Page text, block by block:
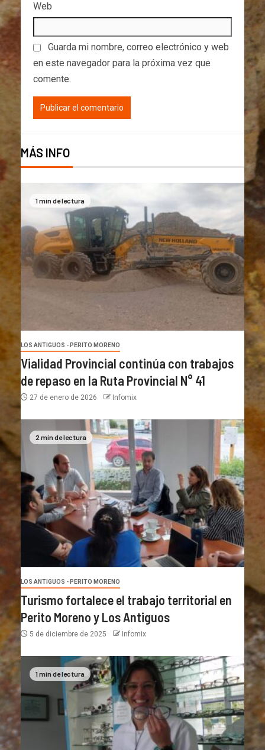
Web
Guarda mi nombre, correo electrónico y web
en este navegador para la próxima vez que
comente.
MÁS INFO
1 min de lectura
LOS ANTIGUOS - PERITO MORENO
Vialidad Provincial continúa con trabajos
de repaso en la Ruta Provincial N° 41
27 de enero de 2026 Infomix
2 min de lectura
LOS ANTIGUOS - PERITO MORENO
Turismo fortalece el trabajo territorial en
Perito Moreno y Los Antiguos
5 de diciembre de 2025 Infomix
1 min de lectura